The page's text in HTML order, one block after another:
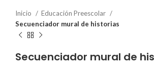
Inicio
Educación Preescolar
Secuenciador mural de historias
Secuenciador mural de